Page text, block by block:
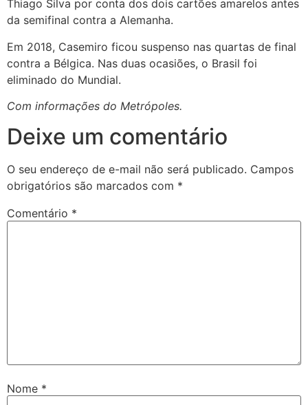
Thiago Silva por conta dos dois cartões amarelos antes
da semifinal contra a Alemanha.
Em 2018, Casemiro ficou suspenso nas quartas de final
contra a Bélgica. Nas duas ocasiões, o Brasil foi
eliminado do Mundial.
Com informações do Metrópoles.
Deixe um comentário
O seu endereço de e-mail não será publicado. Campos
obrigatórios são marcados com *
Comentário *
Nome *